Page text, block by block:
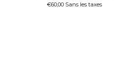
€60,00 Sans les taxes